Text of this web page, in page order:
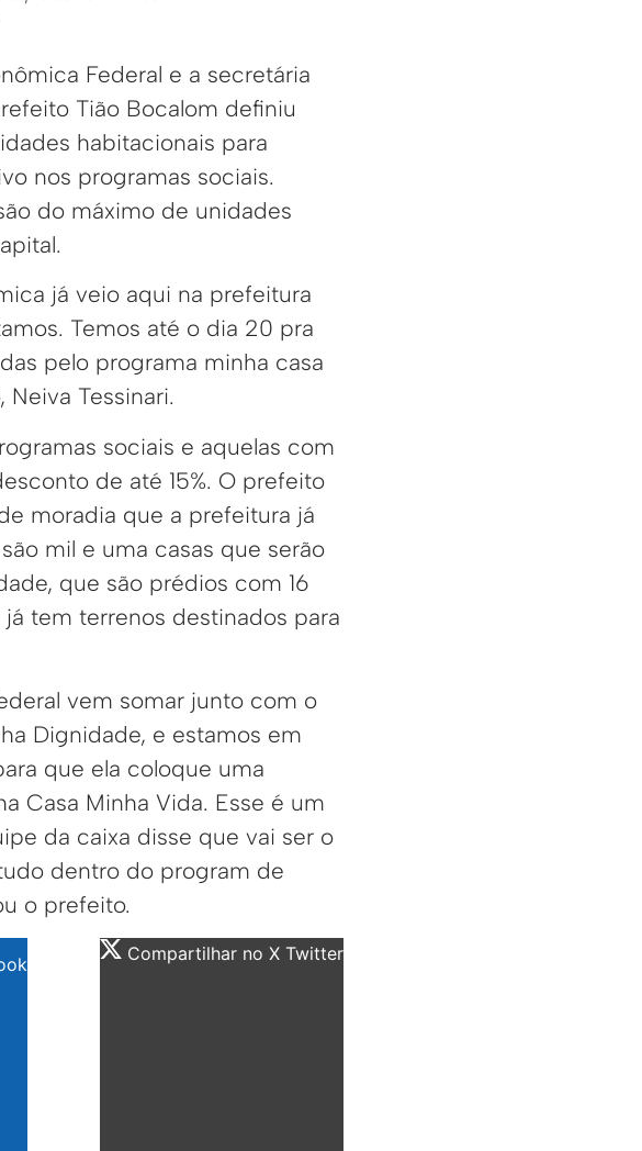
Federal e a secretária
Tião Bocalom definiu
habitacionais para
nos programas sociais.
do máximo de unidades
já veio aqui na prefeitura
Temos até o dia 20 pra
pelo programa minha casa
Tessinari.
sociais e aquelas com
de até 15%. O prefeito
moradia que a prefeitura já
mil e uma casas que serão
que são prédios com 16
tem terrenos destinados para
vem somar junto com o
Dignidade, e estamos em
que ela coloque uma
Casa Minha Vida. Esse é um
da caixa disse que vai ser o
dentro do program de
o prefeito.
Compartilhar no X Twitter